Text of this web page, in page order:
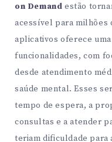
on Demand estão
acessível para milhões
aplicativos oferece
funcionalidades, com
desde atendimento
saúde mental. Esses
tempo de espera, a
consultas e a atender
teriam dificuldade para